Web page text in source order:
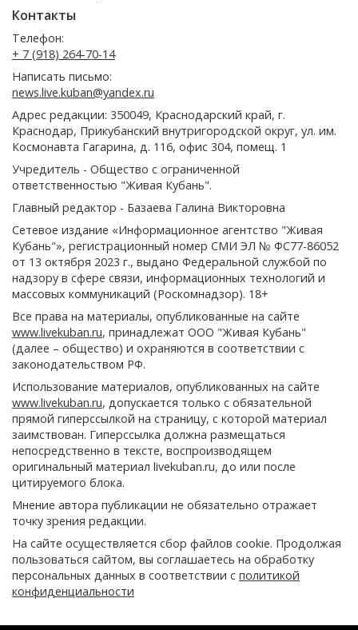
Контакты
Телефон:
+ 7 (918) 264-70-14
Написать письмо:
news.live.kuban@yandex.ru
Адрес редакции: 350049, Краснодарский край, г.
Краснодар, Прикубанский внутригородской округ, ул. им.
Космонавта Гагарина, д. 116, офис 304, помещ. 1
Учредитель - Общество с ограниченной
ответственностью "Живая Кубань".
Главный редактор - Базаева Галина Викторовна
Сетевое издание «Информационное агентство "Живая
Кубань"», регистрационный номер СМИ ЭЛ № ФС77-86052
от 13 октября 2023 г., выдано Федеральной службой по
надзору в сфере связи, информационных технологий и
массовых коммуникаций (Роскомнадзор). 18+
Все права на материалы, опубликованные на сайте
www.livekuban.ru, принадлежат ООО "Живая Кубань"
(далее – общество) и охраняются в соответствии с
законодательством РФ.
Использование материалов, опубликованных на сайте
www.livekuban.ru, допускается только с обязательной
прямой гиперссылкой на страницу, с которой материал
заимствован. Гиперссылка должна размещаться
непосредственно в тексте, воспроизводящем
оригинальный материал livekuban.ru, до или после
цитируемого блока.
Мнение автора публикации не обязательно отражает
точку зрения редакции.
На сайте осуществляется сбор файлов cookie. Продолжая
пользоваться сайтом, вы соглашаетесь на обработку
персональных данных в соответствии с политикой
конфиденциальности